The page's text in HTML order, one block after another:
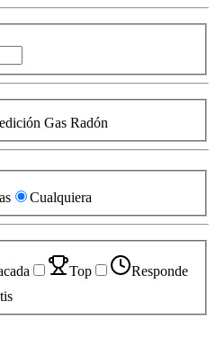
Gas Radón
Cualquiera
Top
Responde